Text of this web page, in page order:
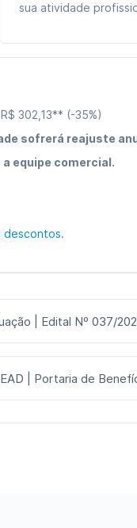
sua atividade
302,13** (-35%)
sofrerá reajuste
equipe comercial.
descontos.
| Edital Nº 037/
| Portaria de